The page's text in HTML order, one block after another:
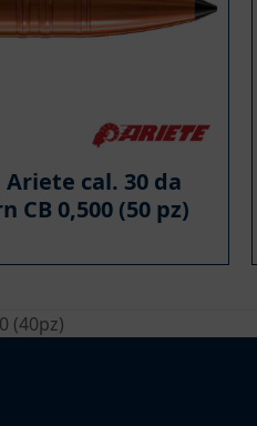
Ariete cal. 30 da
CB 0,500 (50 pz)
(40pz)